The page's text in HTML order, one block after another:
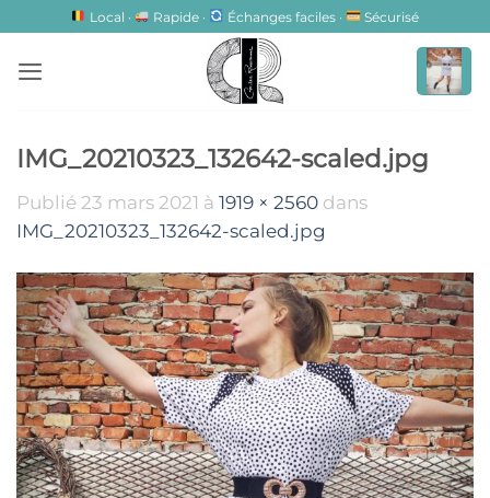
contenu
Local · Rapide · Échanges faciles · Sécurisé
IMG_20210323_132642-scaled.jpg
Publié 23 mars 2021 à 1919 × 2560 dans
IMG_20210323_132642-scaled.jpg